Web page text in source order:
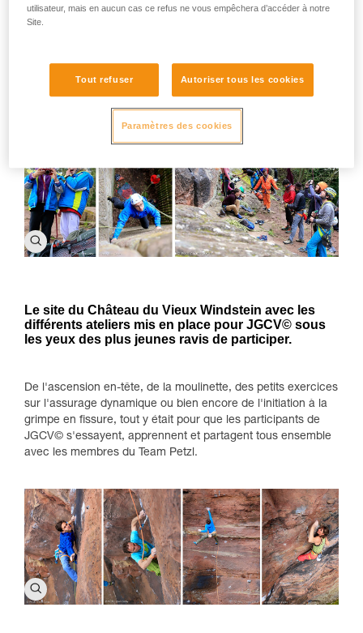
et contempler la vue imprenable qu'ils ont sur les Vosges du
Nord. Pour l'occasion Armand Baudry, équipeur
Le site du Château du Vieux Windstein avec les
différents ateliers mis en place pour JGCV© sous
les yeux des plus jeunes ravis de participer.
De l'ascension en-tête, de la moulinette, des petits exercices
sur l'assurage dynamique ou bien encore de l'initiation à la
grimpe en fissure, tout y était pour que les participants de
JGCV© s'essayent, apprennent et partagent tous ensemble
avec les membres du Team Petzl.
utilisateur, mais en aucun cas ce refus ne vous empêchera d’accéder à notre
Site.
Tout refuser Autoriser tous les cookies
Paramètres des cookies